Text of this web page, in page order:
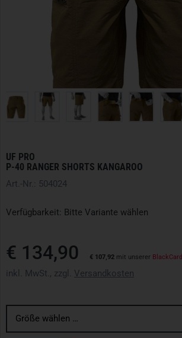
UF PRO
P-40 RANGER SHORTS KANGAROO
Art.-Nr.: 504024
Verfügbarkeit: Bitte Variante wählen
€ 134,90 € 107,92 mit unserer BlackCard
inkl. MwSt., zzgl. Versandkosten
Größe wählen …